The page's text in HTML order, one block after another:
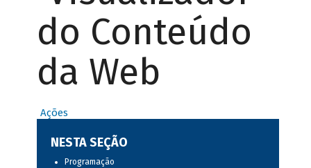
do Conteúdo
da Web
Ações
NESTA SEÇÃO
Programação